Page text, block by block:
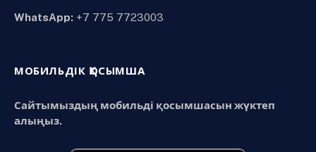
WhatsApp: +7 775 7723003
МОБИЛЬДІК ҚОСЫМША
Сайтымыздың мобильді қосымшасын жүктеп
алыңыз.